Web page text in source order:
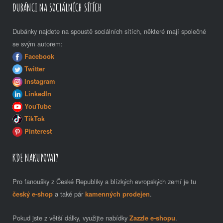
DUBÁNCI NA SOCIÁLNÍCH SÍTÍCH
Dubánky najdete na spoustě sociálních sítích, některé mají společné
se svým autorem:
Facebook
Twitter
Instagram
LinkedIn
YouTube
TikTok
Pinterest
KDE NAKUPOVAT?
Pro fanoušky z České Republiky a blízkých evropských zemí je tu
český e-shopa také pár kamenných prodejen.
Pokud jste z větší dálky, využijte nabídky Zazzle e-shopu.